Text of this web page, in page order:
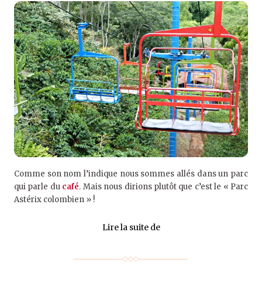
Comme son nom l’indique nous sommes allés dans un parc
qui parle du café. Mais nous dirions plutôt que c’est le « Parc
Astérix colombien » !
Lire la suite de